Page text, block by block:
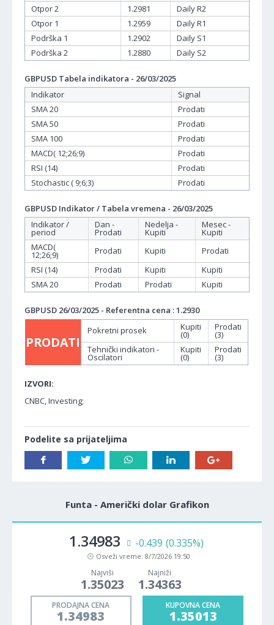
Otpor 2
1.2981
Daily R2
Otpor 1
1.2959
Daily R1
Podrška 1
1.2902
Daily S1
Podrška 2
1.2880 Daily S2
GBPUSD Tabela indikatora - 26/03/2025
Indikator
Signal
SMA 20
Prodati
SMA 50
Prodati
SMA 100
Prodati
MACD( 12;26;9)
Prodati
RSI (14)
Prodati
Stochastic ( 9;6;3)
Prodati
GBPUSD Indikator / Tabela vremena - 26/03/2025
Indikator /
period
Dan -
Prodati
Nedelja -
Kupiti
Mesec -
Kupiti
MACD(
12;26;9) Prodati Kupiti
Prodati
RSI (14)
Prodati Kupiti
Kupiti
SMA 20
Prodati Prodati Kupiti
GBPUSD 26/03/2025 - Referentna cena : 1.2930
PRODATI
Pokretni prosek Kupiti
(0)
Prodati
(3)
Tehnički indikatori -
Oscilatori
Kupiti
(0)
Prodati
(3)
IZVORI:
CNBC, Investing;
Podelite sa prijateljima
Funta - Američki dolar Grafikon
1.34983 -0.439 (0.335%)
Osveži vreme: 8/7/2026 19:50
Najviši
1.35023
Najniži
1.34363
PRODAJNA CENA
1.34983
KUPOVNA CENA
1.35013